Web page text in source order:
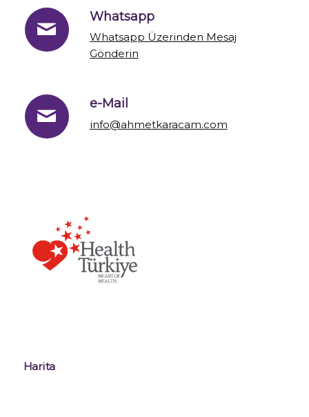
Whatsapp
Whatsapp Üzerinden Mesaj
Gönderin
e-Mail
info@ahmetkaracam.com
Harita